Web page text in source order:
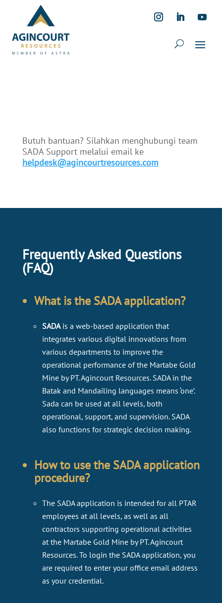
Butuh bantuan? Silahkan menghubungi team
SADA Support melalui email ke
helpdesk@agincourtresources.com
Frequently Asked Questions
(FAQ)
What is the SADA application?
SADAis a web-based application that
integrates various digital innovations from
various departments to improve the
operational performance of the Martabe Gold
Mine by PT. Agincourt Resources. SADA in the
Batak and Mandailing languages ​​means ‘one’.
Sada can be used at all levels, both
operational, support, and supervision. SADA
also functions for strategic decision making.
How to use the SADA application
procedure?​​​​​
The SADA application is intended for all PTAR
employees at all levels, as well as all
contractors supporting operational activities
at the Martabe Gold Mine by PT. Agincourt
Resources. To login the SADA application, you
are required to enter your office email address
as your credential.